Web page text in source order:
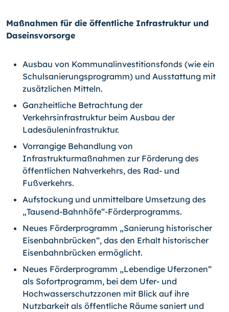
Maßnahmen für die öffentliche Infrastruktur und
Daseinsvorsorge
Ausbau von Kommunalinvestitionsfonds (wie ein
Schulsanierungsprogramm) und Ausstattung mit
zusätzlichen Mitteln.
Ganzheitliche Betrachtung der
Verkehrsinfrastruktur beim Ausbau der
Ladesäuleninfrastruktur.
Vorrangige Behandlung von
Infrastrukturmaßnahmen zur Förderung des
öffentlichen Nahverkehrs, des Rad- und
Fußverkehrs.
Aufstockung und unmittelbare Umsetzung des
„Tausend-Bahnhöfe“-Förderprogramms.
Neues Förderprogramm „Sanierung historischer
Eisenbahnbrücken“, das den Erhalt historischer
Eisenbahnbrücken ermöglicht.
Neues Förderprogramm „Lebendige Uferzonen“
als Sofortprogramm, bei dem Ufer- und
Hochwasserschutzzonen mit Blick auf ihre
Nutzbarkeit als öffentliche Räume saniert und